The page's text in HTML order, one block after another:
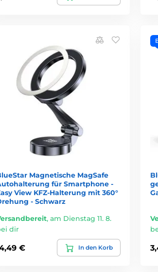
Magnetische MagSafe
für Smartphone -
View KFZ-Halterung mit 360°
- Schwarz
, am Dienstag 11. 8.
dir
€ In den Korb